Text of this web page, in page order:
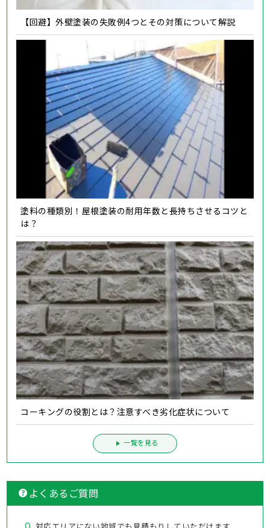
【回避】外壁塗装の失敗例4つとその対策について解説
塗料の種類別！屋根塗装の耐用年数と長持ちさせるコツと
は？
コーキングの役割とは？注意すべき劣化症状について
一覧を見る
よくあるご質問
Q.